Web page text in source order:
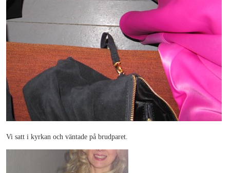
Vi satt i kyrkan och väntade på brudparet.